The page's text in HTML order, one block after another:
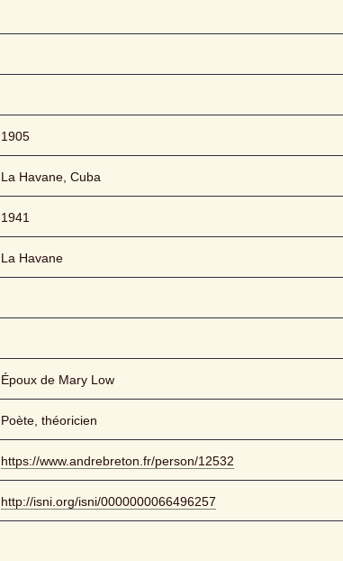
1905
La Havane, Cuba
1941
La Havane
Époux de Mary Low
Poète, théoricien
https://www.andrebreton.fr/person/12532
http://isni.org/isni/0000000066496257